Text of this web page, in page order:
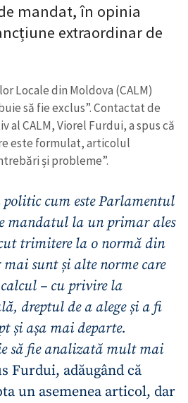
mandat, în opinia
extraordinar de
Locale din Moldova (CALM)
să fie exclus”. Contactat de
al CALM, Viorel Furdui, a spus că
este formulat, articolul
și probleme”.
cum este Parlamentul
mandatul la un primar ales
trimitere la o normă din
sunt și alte norme care
– cu privire la
dreptul de a alege și a fi
și așa mai departe.
să fie analizată mult mai
Furdui, adăugând că
un asemenea articol, dar